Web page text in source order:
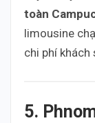
toàn
limousine
chi phí khách
5.